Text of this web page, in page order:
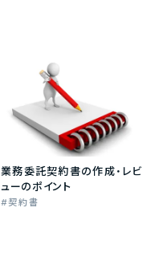
業務委託契約書の作成・レビ
ューのポイント
契約書